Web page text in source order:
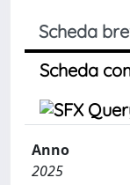
Scheda
Scheda
Anno
2025